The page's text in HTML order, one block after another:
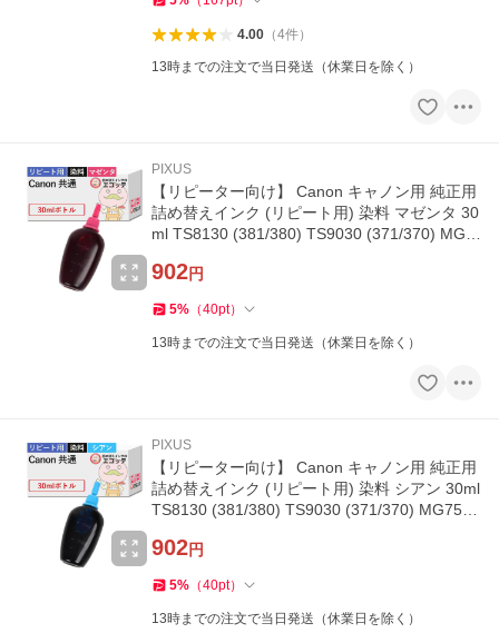
4.00（4件）
13時までの注文で当日発送（休業日を除く）
PIXUS
【リピーター向け】 Canon キャノン用 純正用
詰め替えインク (リピート用) 染料 マゼンタ 30
ml TS8130 (381/380) TS9030 (371/370) MG7
902円
5% （40pt）
13時までの注文で当日発送（休業日を除く）
PIXUS
【リピーター向け】 Canon キャノン用 純正用
詰め替えインク (リピート用) 染料 シアン 30ml
TS8130 (381/380) TS9030 (371/370) MG7530
902円
5% （40pt）
13時までの注文で当日発送（休業日を除く）